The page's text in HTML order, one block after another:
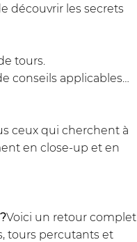
découvrir les secrets
tours.
conseils applicables…
ceux qui cherchent à
en close-up et en
Voici un retour complet
tours percutants et